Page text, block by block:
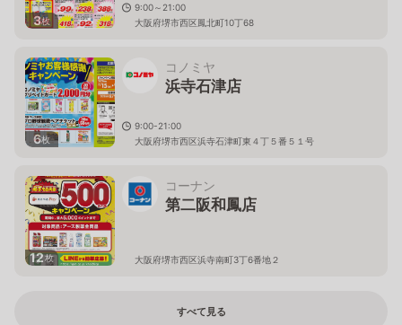
3枚
9:00～21:00
大阪府堺市西区鳳北町10丁68
6枚
コノミヤ
浜寺石津店
9:00-21:00
大阪府堺市西区浜寺石津町東４丁５番５１号
12枚
コーナン
第二阪和鳳店
大阪府堺市西区浜寺南町3丁6番地２
すべて見る